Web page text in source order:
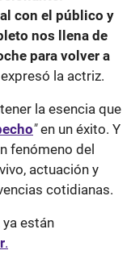
con el público y
nos llena de
para volver a
expresó la actriz.
la esencia que
"en un éxito. Y
fenómeno del
actuación y
cotidianas.
están
.